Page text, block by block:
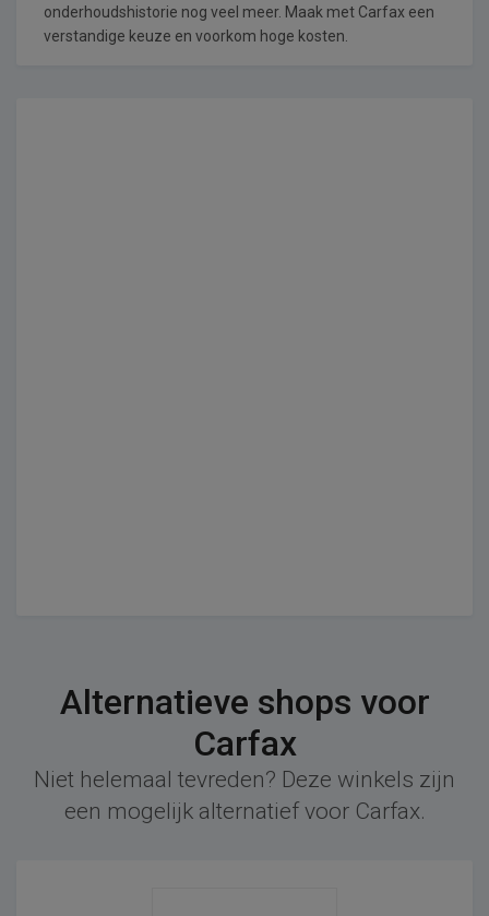
onderhoudshistorie nog veel meer. Maak met Carfax een
verstandige keuze en voorkom hoge kosten.
Alternatieve shops voor
Carfax
Niet helemaal tevreden? Deze winkels zijn
een mogelijk alternatief voor Carfax.